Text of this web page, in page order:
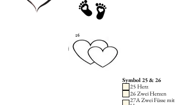
Symbol 25 & 26
25 Herz
26 Zwei Herzen
27A Zwei Füsse mit